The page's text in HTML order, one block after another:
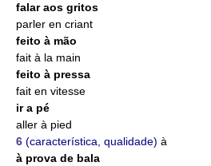
falar aos gritos
parler en criant
feito à mão
fait à la main
feito à pressa
fait en vitesse
ir a pé
aller à pied
6 (característica, qualidade) à
à prova de bala